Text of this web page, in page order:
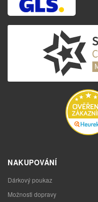
NAKUPOVÁNÍ
Dárkový poukaz
Možnosti dopravy